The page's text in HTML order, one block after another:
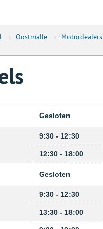
› Oostmalle › Motordealers
Gesloten
9:30 - 12:30
12:30 - 18:00
Gesloten
9:30 - 12:30
13:30 - 18:00